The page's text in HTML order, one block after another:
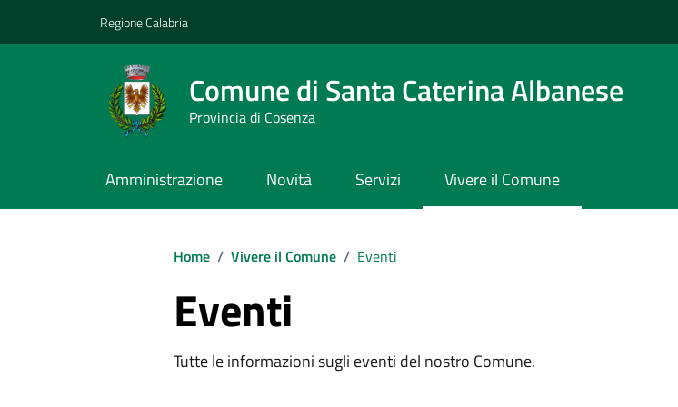
Regione Calabria
Comune di Santa Caterina Albanese
Provincia di Cosenza
Amministrazione Novità Servizi Vivere il Comune
Home / Vivere il Comune / Eventi
Eventi
Tutte le informazioni sugli eventi del nostro Comune.